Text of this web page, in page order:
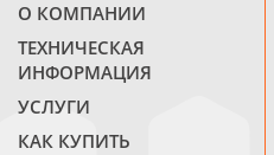
О КОМПАНИИ
ТЕХНИЧЕСКАЯ
ИНФОРМАЦИЯ
УСЛУГИ
КАК КУПИТЬ